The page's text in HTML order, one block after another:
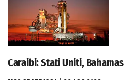
Caraibi: Stati Uniti, Bahamas